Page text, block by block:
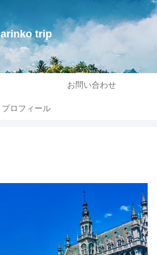
arinko trip
お問い合わせ
プロフィール